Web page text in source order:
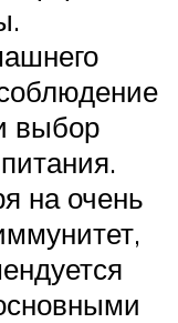
выбор
на очень